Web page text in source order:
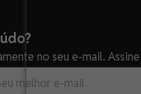
no seu e-mail.